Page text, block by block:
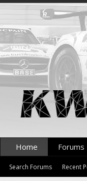
Home Forums
Search Forums Recent